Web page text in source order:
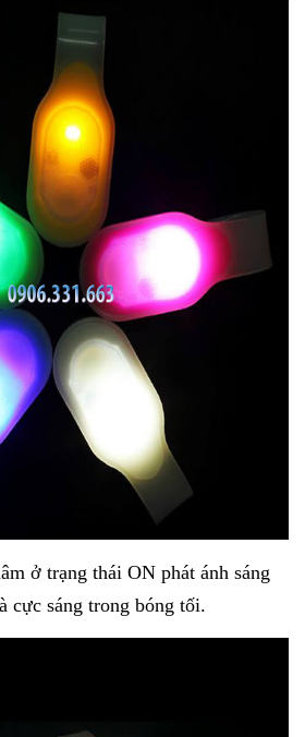
ở trạng thái ON phát ánh sáng
cực sáng trong bóng tối.